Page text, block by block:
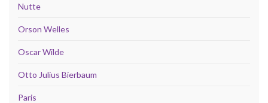
Nutte
Orson Welles
Oscar Wilde
Otto Julius Bierbaum
Paris